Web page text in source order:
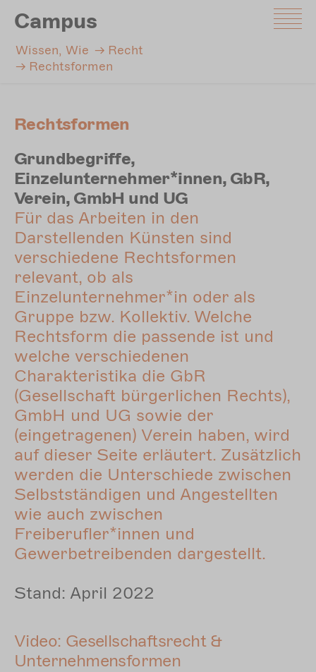
zumCampus
Wissen, Wie
Recht
Rechtsformen
Rechtsformen
Grundbegriffe,
Einzelunternehmer*innen, GbR,
Verein, GmbH und UG
Für das Arbeiten in den
Darstellenden Künsten sind
verschiedene Rechtsformen
relevant, ob als
Einzelunternehmer*in oder als
Gruppe bzw. Kollektiv. Welche
Rechtsform die passende ist und
welche verschiedenen
Charakteristika die GbR
(Gesellschaft bürgerlichen Rechts),
GmbH und UG sowie der
(eingetragenen) Verein haben, wird
auf dieser Seite erläutert. Zusätzlich
werden die Unterschiede zwischen
Selbstständigen und Angestellten
wie auch zwischen
Freiberufler*innen und
Gewerbetreibenden dargestellt.
Stand: April 2022
Video: Gesellschaftsrecht &
Unternehmensformen